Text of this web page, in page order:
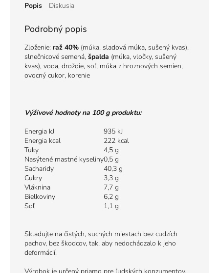
Popis Diskusia
Podrobný popis
Zloženie: raž 40% (múka, sladová múka, sušený kvas),
slnečnicové semená, špalda (múka, vločky, sušený
kvas), voda, droždie, soľ, múka z hroznových semien,
ovocný cukor, korenie
Výživové hodnoty na 100 g produktu:
Energia kJ
935 kJ
Energia kcal
222 kcal
Tuky
4,5 g
Nasýtené mastné kyseliny0,5 g
Sacharidy
40,3 g
Cukry
3,3 g
Vláknina
7,7 g
Bielkoviny
6,2 g
Soľ
1,1 g
Skladujte na čistých, suchých miestach bez cudzích
pachov, bez škodcov, tak, aby nedochádzalo k jeho
deformácií.
Výrobok je určený priamo pre ľudských konzumentov,